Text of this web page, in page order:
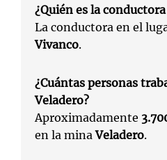
¿Quién es la
La conductora en el
Vivanco.
¿Cuántas personas
Veladero?
Aproximadamente
en la minaVeladero.